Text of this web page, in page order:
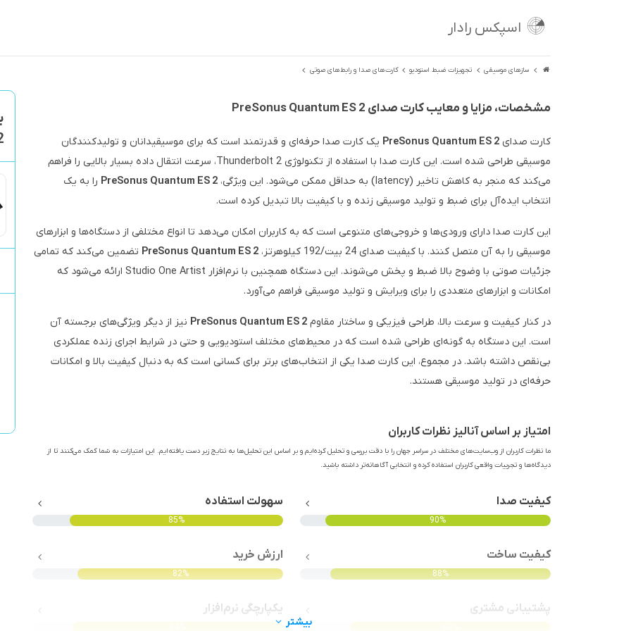
اسپکس رادار
سازهای موسیقی تجهیزات ضبط استودیو کارت‌های صدا و رابط‌های صوتی
مشخصات، مزایا و معایب کارت صدای PreSonus Quantum ES 2
کارت صدای PreSonus Quantum ES 2 یک کارت صدا حرفه‌ای و قدرتمند است که برای موسیقیدانان و تولیدکنندگان
موسیقی طراحی شده است. این کارت صدا با استفاده از تکنولوژی Thunderbolt 2، سرعت انتقال داده بسیار بالایی را فراهم
می‌کند که منجر به کاهش تاخیر (latency) به حداقل ممکن می‌شود. این ویژگی،
PreSonus Quantum ES 2 را به یک
انتخاب ایده‌آل برای ضبط و تولید موسیقی زنده و با کیفیت بالا تبدیل کرده است.
این کارت صدا دارای ورودی‌ها و خروجی‌های متنوعی است که به کاربران امکان می‌دهد تا انواع مختلفی از دستگاه‌ها و ابزارهای
موسیقی را به آن متصل کنند. با کیفیت صدای 24 بیت/192 کیلوهرتز،
PreSonus Quantum ES 2 تضمین می‌کند که تمامی
جزئیات صوتی با وضوح بالا ضبط و پخش می‌شوند. این دستگاه همچنین با نرم‌افزار Studio One Artist ارائه می‌شود که
امکانات و ابزارهای متعددی را برای ویرایش و تولید موسیقی فراهم می‌آورد.
در کنار کیفیت و سرعت بالا، طراحی فیزیکی و ساختار مقاوم PreSonus Quantum ES 2 نیز از دیگر ویژگی‌های برجسته آن
است. این دستگاه به گونه‌ای طراحی شده است که در محیط‌های مختلف استودیویی و حتی در شرایط اجرای زنده عملکردی
بی‌نقص داشته باشد. در مجموع، این کارت صدا یکی از انتخاب‌های برتر برای کسانی است که به دنبال کیفیت بالا و امکانات
حرفه‌ای در تولید موسیقی هستند.
امتیاز بر اساس آنالیز نظرات کاربران
ما نظرات کاربران از وب‌سایت‌های مختلف در سراسر جهان را با دقت بررسی و تحلیل کرده‌ایم و بر اساس این تحلیل‌ها به نتایج زیر دست یافته‌ایم. این امتیازات به شما کمک می‌کنند تا از
دیدگاه‌ها و تجربیات واقعی کاربران استفاده کرده و انتخابی آگاهانه‌تر داشته باشید.
کیفیت صدا
90%
سهولت استفاده
85%
کیفیت ساخت
88%
ارزش خرید
82%
پشتیبانی مشتری یکپارچگی نرم‌افزار
بیشتر